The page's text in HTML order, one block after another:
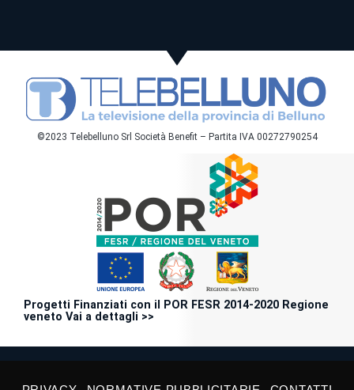
©2023 Telebelluno Srl Società Benefit – Partita IVA 00272790254
Progetti Finanziati con il POR FESR 2014-2020 Regione
veneto Vai a dettagli >>